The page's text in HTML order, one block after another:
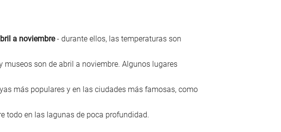
a noviembre- durante ellos, las temperaturas son
son de abril a noviembre. Algunos lugares
más populares y en las ciudades más famosas, como
todo en las lagunas de poca profundidad.